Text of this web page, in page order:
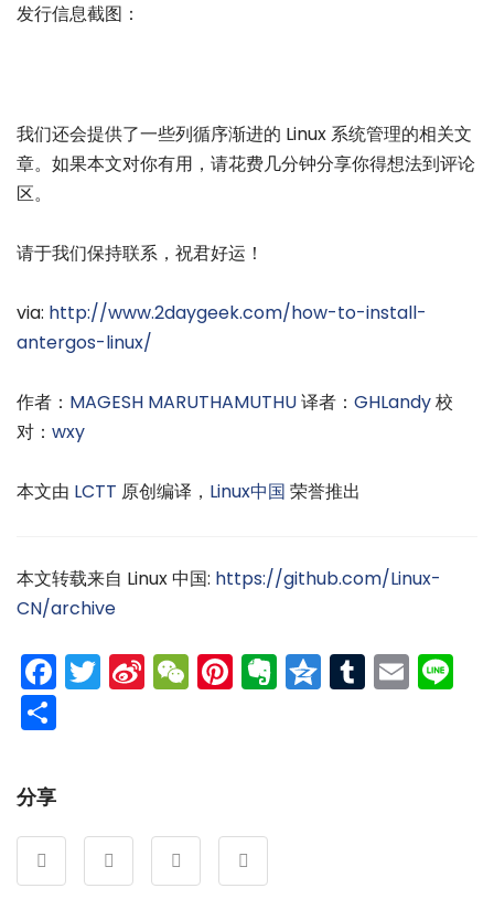
发行信息截图：
我们还会提供了一些列循序渐进的 Linux 系统管理的相关文
章。如果本文对你有用，请花费几分钟分享你得想法到评论
区。
请于我们保持联系，祝君好运！
via: http://www.2daygeek.com/how-to-install-
antergos-linux/
作者： MAGESH MARUTHAMUTHU译者： GHLandy校
对： wxy
本文由 LCTT 原创编译， Linux中国 荣誉推出
本文转载来自 Linux 中国: https://github.com/Linux-
CN/archive
Facebook
Twitter
Sina
Weibo
WeChat
Pinterest
Evernote
Qzone
Tumblr
分享